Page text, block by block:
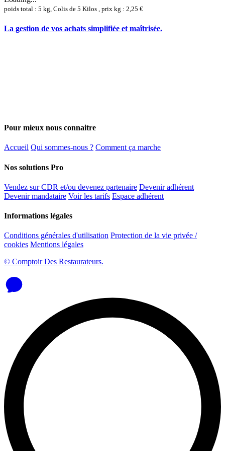
poids total : 5 kg, Colis de 5 Kilos , prix kg : 2,25 €
La gestion de vos achats simplifiée et maîtrisée.
Pour mieux nous connaitre
Accueil Qui sommes-nous ? Comment ça marche
Nos solutions Pro
Vendez sur CDR et/ou devenez partenaire Devenir adhérent
Devenir mandataire Voir les tarifs Espace adhérent
Informations légales
Conditions générales d'utilisation Protection de la vie privée /
cookies Mentions légales
© Comptoir Des Restaurateurs.